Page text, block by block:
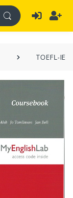
TOEFL-